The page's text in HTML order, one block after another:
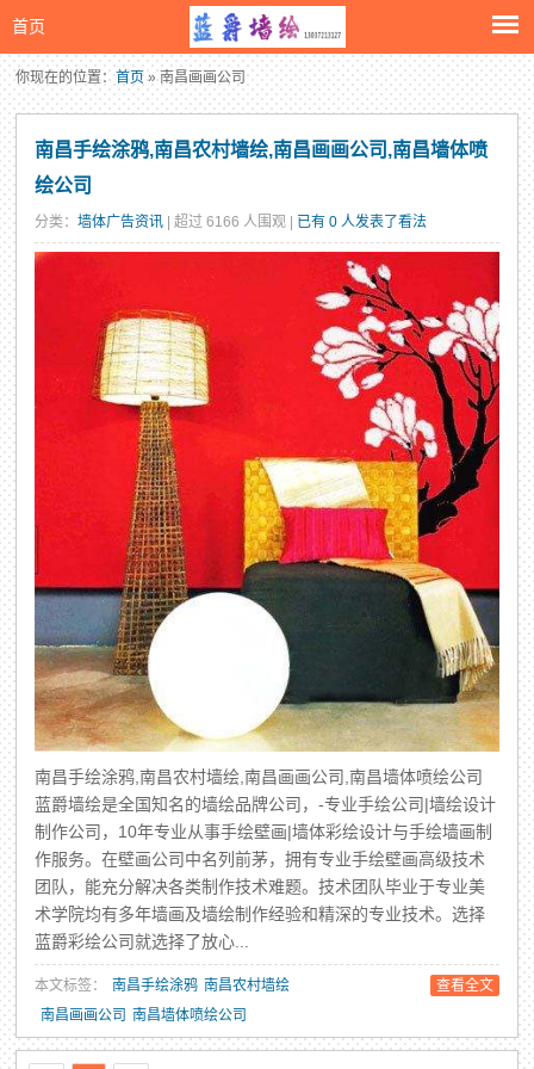
首页
你现在的位置：首页 » 南昌画画公司
南昌手绘涂鸦,南昌农村墙绘,南昌画画公司,南昌墙体喷
绘公司
分类：墙体广告资讯 | 超过 6166 人围观 | 已有 0 人发表了看法
南昌手绘涂鸦,南昌农村墙绘,南昌画画公司,南昌墙体喷绘公司
蓝爵墙绘是全国知名的墙绘品牌公司，-专业手绘公司|墙绘设计
制作公司，10年专业从事手绘壁画|墙体彩绘设计与手绘墙画制
作服务。在壁画公司中名列前茅，拥有专业手绘壁画高级技术
团队，能充分解决各类制作技术难题。技术团队毕业于专业美
术学院均有多年墙画及墙绘制作经验和精深的专业技术。选择
蓝爵彩绘公司就选择了放心...
查看全文
本文标签： 南昌手绘涂鸦 南昌农村墙绘
南昌画画公司
南昌墙体喷绘公司